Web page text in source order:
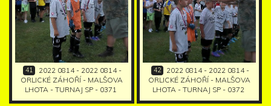
41
2022 0814 - 2022 0814 -
ORLICKÉ ZÁHOŘÍ - MALŠOVA
LHOTA - TURNAJ SP - 0371
42
2022 0814 - 2022 0814 -
ORLICKÉ ZÁHOŘÍ - MALŠOVA
LHOTA - TURNAJ SP - 0372